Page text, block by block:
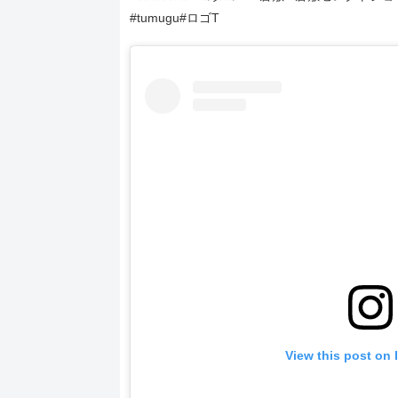
#tumugu#ロゴT
View this post on